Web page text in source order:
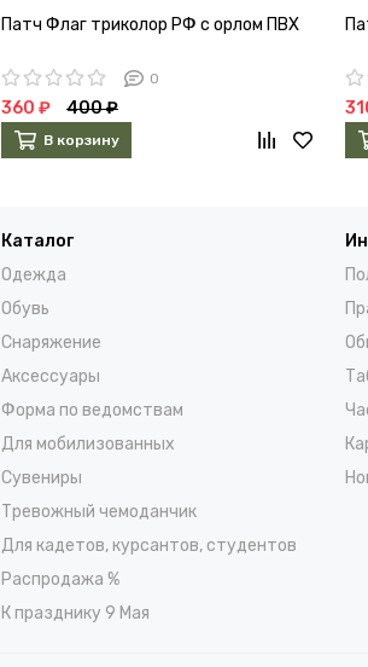
Патч Флаг триколор РФ с орлом ПВХ
0
360 ₽ 400 ₽
В корзину
Каталог
Одежда
Обувь
Снаряжение
Аксессуары
Форма по ведомствам
Для мобилизованных
Сувениры
Тревожный чемоданчик
Для кадетов, курсантов, студентов
Распродажа %
К празднику 9 Мая